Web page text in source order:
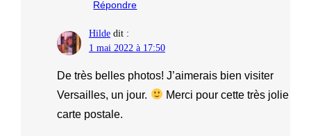
Répondre
Hilde dit :
1 mai 2022 à 17:50
De très belles photos! J’aimerais bien visiter
Versailles, un jour.
Merci pour cette très jolie
carte postale.